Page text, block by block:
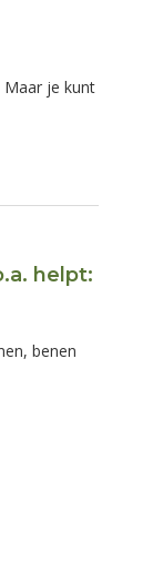
Maar je kunt
helpt:
benen